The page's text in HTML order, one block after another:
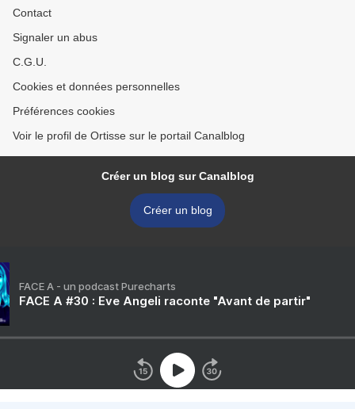
Contact
Signaler un abus
C.G.U.
Cookies et données personnelles
Préférences cookies
Voir le profil de Ortisse sur le portail Canalblog
Créer un blog sur Canalblog
Créer un blog
FACE A - un podcast Purecharts
FACE A #30 : Eve Angeli raconte "Avant de partir"